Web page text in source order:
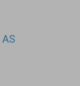
AS